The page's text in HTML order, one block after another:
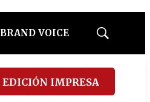
BRAND VOICE
Mostrar
EDICIÓN IMPRESA